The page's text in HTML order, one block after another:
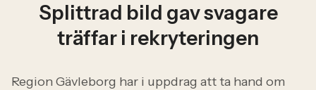
Splittrad bild gav svagare
träffar i rekryteringen
Region Gävleborg har i uppdrag att ta hand om